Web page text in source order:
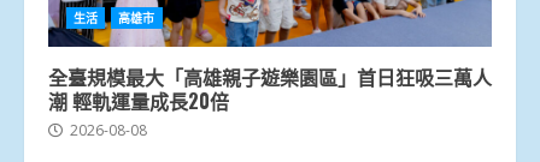
生活 高雄市
全臺規模最大「高雄親子遊樂園區」首日狂吸三萬人
潮 輕軌運量成長20倍
2026-08-08